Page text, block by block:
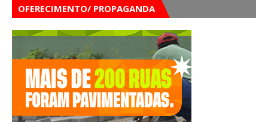
OFERECIMENTO/ PROPAGANDA